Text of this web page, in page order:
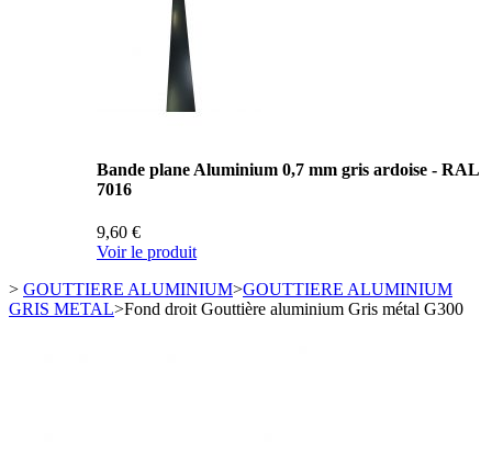
Bande plane Aluminium 0,7 mm gris ardoise - RAL
7016
9,60 €
Voir le produit
> GOUTTIERE ALUMINIUM>GOUTTIERE ALUMINIUM
GRIS METAL>Fond droit Gouttière aluminium Gris métal G300